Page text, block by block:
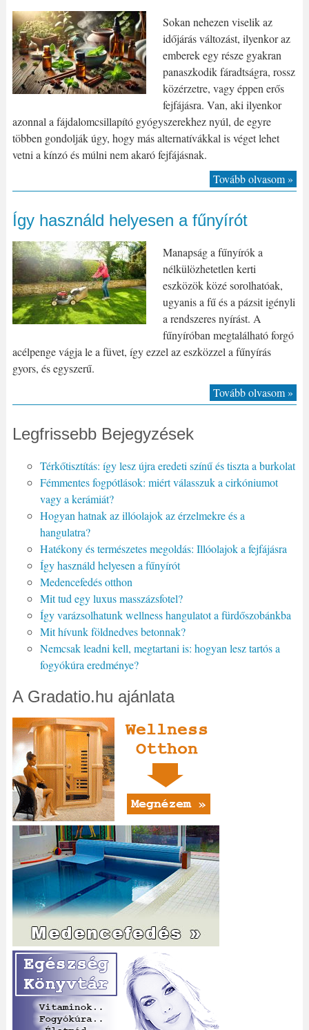
Sokan nehezen viselik az
időjárás változást, ilyenkor az
emberek egy része gyakran
panaszkodik fáradtságra, rossz
közérzetre, vagy éppen erős
fejfájásra. Van, aki ilyenkor
azonnal a fájdalomcsillapító gyógyszerekhez nyúl, de egyre
többen gondolják úgy, hogy más alternatívákkal is véget lehet
vetni a kínzó és múlni nem akaró fejfájásnak.
Tovább olvasom »
Így használd helyesen a fűnyírót
Manapság a fűnyírók a
nélkülözhetetlen kerti
eszközök közé sorolhatóak,
ugyanis a fű és a pázsit igényli
a rendszeres nyírást. A
fűnyíróban megtalálható forgó
acélpenge vágja le a füvet, így ezzel az eszközzel a fűnyírás
gyors, és egyszerű.
Tovább olvasom »
Legfrissebb Bejegyzések
Térkőtisztítás: így lesz újra eredeti színű és tiszta a burkolat
Fémmentes fogpótlások: miért válasszuk a cirkóniumot
vagy a kerámiát?
Hogyan hatnak az illóolajok az érzelmekre és a
hangulatra?
Hatékony és természetes megoldás: Illóolajok a fejfájásra
Így használd helyesen a fűnyírót
Medencefedés otthon
Mit tud egy luxus masszázsfotel?
Így varázsolhatunk wellness hangulatot a fürdőszobánkba
Mit hívunk földnedves betonnak?
Nemcsak leadni kell, megtartani is: hogyan lesz tartós a
fogyókúra eredménye?
A Gradatio.hu ajánlata